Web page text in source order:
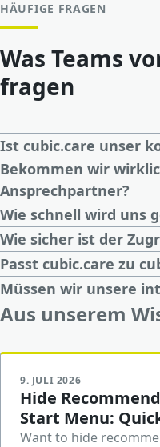
HÄUFIGE FRAGEN
Was Teams
fragen
Ist cubic.care unser
Bekommen wir
Ansprechpartner?
Wie schnell wird uns
Wie sicher ist der
Passt cubic.care zu
Müssen wir unsere
Aus unserem
9. JULI 2026
Hide
Start Menu:
Want to hide